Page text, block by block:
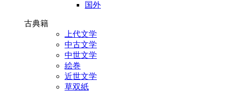
国外
古典籍
上代文学
中古文学
中世文学
絵巻
近世文学
草双紙